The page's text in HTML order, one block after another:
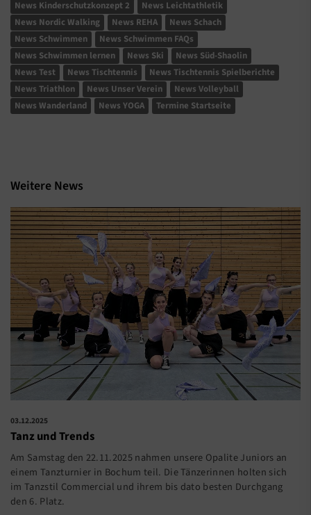
News Kinderschutzkonzept 2
News Leichtathletik
News Nordic Walking
News REHA
News Schach
News Schwimmen
News Schwimmen FAQs
News Schwimmen lernen
News Ski
News Süd-Shaolin
News Test
News Tischtennis
News Tischtennis Spielberichte
News Triathlon
News Unser Verein
News Volleyball
News Wanderland
News YOGA Termine Startseite
Weitere News
03.12.2025
Tanz und Trends
Am Samstag den 22.11.2025 nahmen unsere Opalite Juniors an
einem Tanzturnier in Bochum teil. Die Tänzerinnen holten sich
im Tanzstil Commercial und ihrem bis dato besten Durchgang
den 6. Platz.